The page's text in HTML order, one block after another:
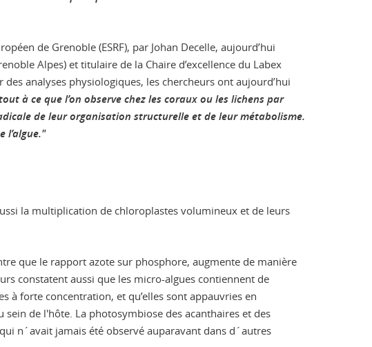
de Grenoble (ESRF), par Johan Decelle, aujourd’hui
Alpes) et titulaire de la Chaire d’excellence du Labex
analyses physiologiques, les chercheurs ont aujourd’hui
à ce que l’on observe chez les coraux ou les lichens par
de leur organisation structurelle et de leur métabolisme.
l’algue."
la multiplication de chloroplastes volumineux et de leurs
que le rapport azote sur phosphore, augmente de manière
constatent aussi que les micro-algues contiennent de
à forte concentration, et qu’elles sont appauvries en
de l'hôte. La photosymbiose des acanthaires et des
n´avait jamais été observé auparavant dans d´autres